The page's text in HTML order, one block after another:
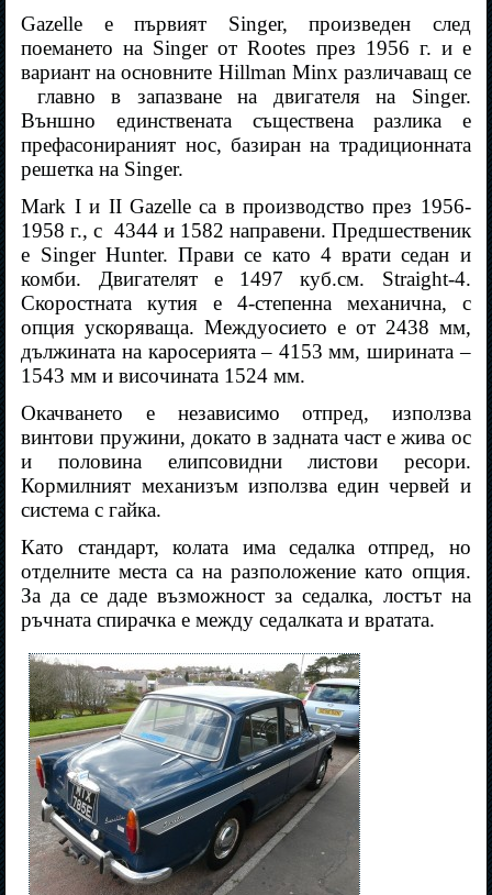
Gazelle е първият Singer, произведен след
поемането на Singer от Rootes през 1956 г. и е
вариант на основните Hillman Minx различаващ се
главно в запазване на двигателя на Singer.
Външно единствената съществена разлика е
префасонираният нос, базиран на традиционната
решетка на Singer.
Mark I и II Gazelle са в производство през 1956-
1958 г., с 4344 и 1582 направени. Предшественик
е Singer Hunter. Прави се като 4 врати седан и
комби. Двигателят е 1497 куб.см. Straight-4.
Скоростната кутия е 4-степенна механична, с
опция ускоряваща. Междуосието е от 2438 мм,
дължината на каросерията – 4153 мм, ширината –
1543 мм и височината 1524 мм.
Окачването е независимо отпред, използва
винтови пружини, докато в задната част е жива ос
и половина елипсовидни листови ресори.
Кормилният механизъм използва един червей и
система с гайка.
Като стандарт, колата има седалка отпред, но
отделните места са на разположение като опция.
За да се даде възможност за седалка, лостът на
ръчната спирачка е между седалката и вратата.